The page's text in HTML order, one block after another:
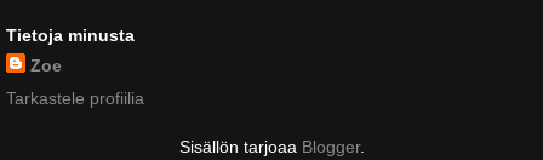
Tietoja minusta
Zoe
Tarkastele profiilia
Sisällön tarjoaa Blogger.